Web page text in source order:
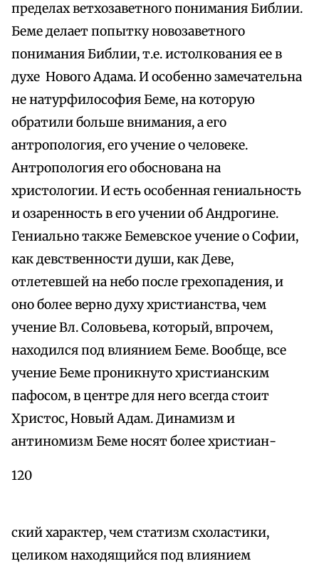
пределах ветхозаветного понимания Библии.
Беме делает попытку новозаветного
понимания Библии, т.е. истолкования ее в
духе Нового Адама. И особенно замечательна
не натурфилософия Беме, на которую
обратили больше внимания, а его
антропология, его учение о человеке.
Антропология его обоснована на
христологии. И есть особенная гениальность
и озаренность в его учении об Андрогине.
Гениально также Бемевское учение о Софии,
как девственности души, как Деве,
отлетевшей на небо после грехопадения, и
оно более верно духу христианства, чем
учение Вл. Соловьева, который, впрочем,
находился под влиянием Беме. Вообще, все
учение Беме проникнуто христианским
пафосом, в центре для него всегда стоит
Христос, Новый Адам. Динамизм и
антиномизм Беме носят более христиан-
120
ский характер, чем статизм схоластики,
целиком находящийся под влиянием